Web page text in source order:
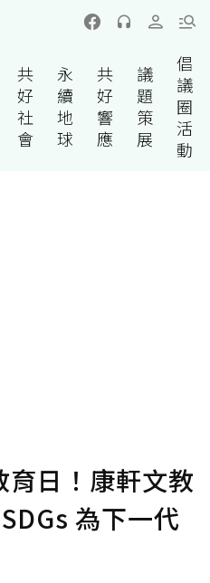
共
好
社
會
永
續
地
球
共
好
響
應
議
題
策
展
倡
議
圈
活
動
日！康軒文教
為下一代